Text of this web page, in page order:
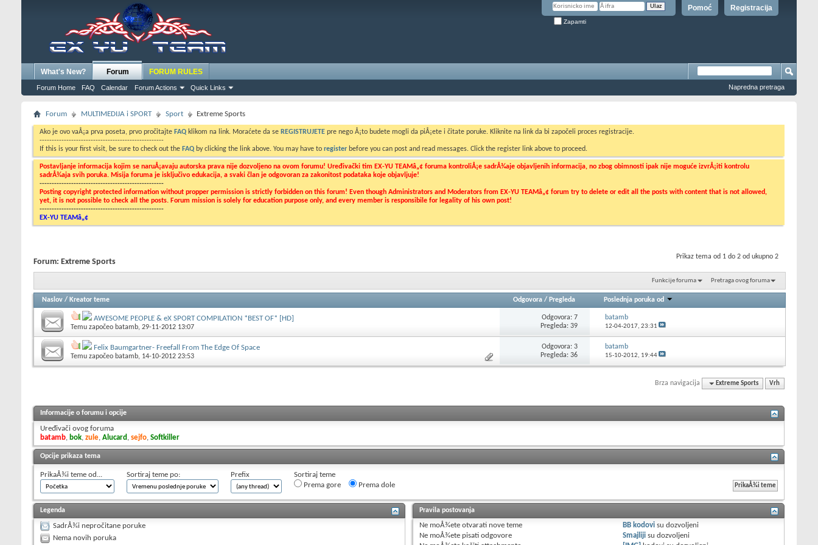
Registracija
Pomoć
Zapamti
What's New? Forum
Forum Home FAQ Calendar Forum Actions Quick Links
FORUM RULES
Napredna pretraga
Forum MULTIMEDIJA i SPORT Sport Extreme Sports
Ako je ovo vaÅ¡a prva poseta, prvo pročitajte FAQ klikom na link. Moraćete da se REGISTRUJETE pre nego Å¡to budete mogli da piÅ¡ete i čitate poruke. Kliknite na link da bi započeli proces registracije.
---------------------------------------------------
If this is your first visit, be sure to check out the FAQ by clicking the link above. You may have to register before you can post and read messages. Click the register link above to proceed.
Postavljanje informacija kojim se naruÅ¡avaju autorska prava nije dozvoljeno na ovom forumu! Uređivački tim EX-YU TEAMâ„¢ foruma kontroliÅ¡e sadrÅ¾aje objavljenih informacija, no zbog obimnosti ipak nije moguće izvrÅ¡iti kontrolu
sadrÅ¾aja svih poruka. Misija foruma je isključivo edukacija, a svaki član je odgovoran za zakonitost podataka koje objavljuje!
---------------------------------------------------
Posting copyright protected information without propper permission is strictly forbidden on this forum! Even though Administrators and Moderators from EX-YU TEAMâ„¢ forum try to delete or edit all the posts with content that is not allowed,
yet, it is not possible to check all the posts. Forum mission is solely for education purpose only, and every member is responsibile for legality of his own post!
---------------------------------------------------
EX-YU TEAMâ„¢
Prikaz tema od 1 do 2 od ukupno 2
Forum: Extreme Sports
Funkcije foruma Pretraga ovog foruma
Naslov / Kreator teme Odgovora / Pregleda Poslednja poruka od
AWESOME PEOPLE & eX SPORT COMPILATION *BEST OF* [HD]
Temu započeo batamb, 29-11-2012 13:07
Odgovora: 7
Pregleda: 39
batamb
12-04-2017, 23:31
Felix Baumgartner- Freefall From The Edge Of Space
Temu započeo batamb, 14-10-2012 23:53
Odgovora: 3
Pregleda: 36
batamb
15-10-2012, 19:44
Brza navigacija Extreme Sports Vrh
Informacije o forumu i opcije
Uređivači ovog foruma
batamb, bok, zule, Alucard , sejfo, Softkiller
Opcije prikaza tema
PrikaÅ¾i teme od... Sortiraj teme po: Prefix
Sortiraj teme
Prema gore
Prema dole
Legenda
SadrÅ¾i nepročitane poruke
Nema novih poruka
Pravila postovanja
Ne moÅ¾ete otvarati nove teme
Ne moÅ¾ete pisati odgovore
BB kodovi sudozvoljeni
Smajliji sudozvoljeni